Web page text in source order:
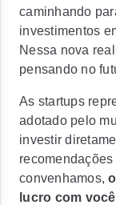
caminhando
investimentos
Nessa nova
pensando no
As startups
adotado pelo
investir
convenhamos,
lucro com